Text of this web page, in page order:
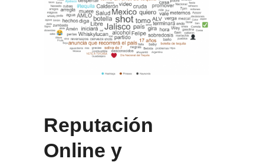
Reputación
Online y